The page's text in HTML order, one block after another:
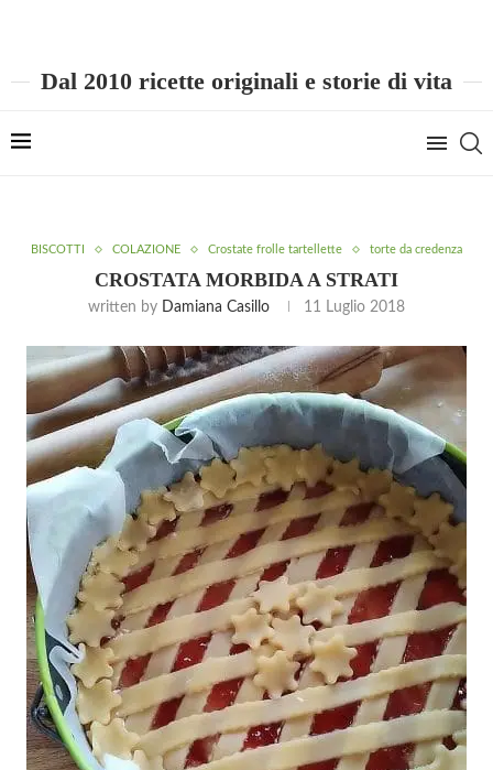
Dal 2010 ricette originali e storie di vita
BISCOTTI COLAZIONE Crostate frolle tartellette torte da credenza
CROSTATA MORBIDA A STRATI
written by Damiana Casillo 11 Luglio 2018